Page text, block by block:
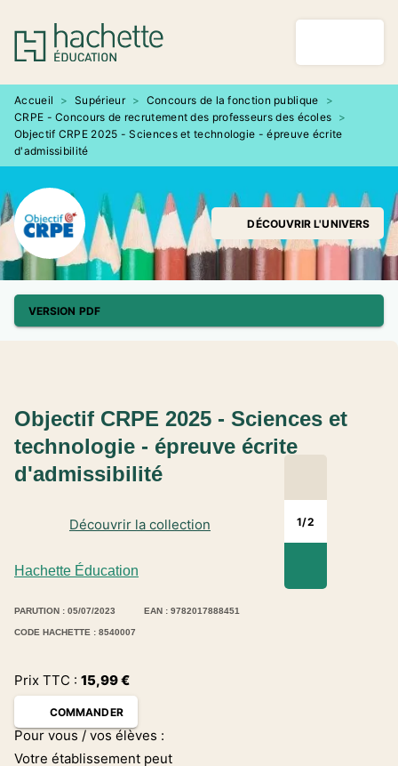
MENU RECHERCHE
PIED DE PAGE
Accueil > Supérieur > Concours de la fonction publique
>
CRPE - Concours de recrutement des professeurs des écoles >
Objectif CRPE 2025 - Sciences et technologie - épreuve écrite
d'admissibilité
DÉCOUVRIR L'UNIVERS
VERSION PDF
1/2
Hachette Éducation
Découvrir la collection
Objectif CRPE 2025 - Sciences et
technologie - épreuve écrite
d'admissibilité
PARUTION : 05/07/2023 EAN : 9782017888451
CODE HACHETTE : 8540007
Prix TTC : 15,99€
COMMANDER
Pour vous / vos élèves :
Votre établissement peut